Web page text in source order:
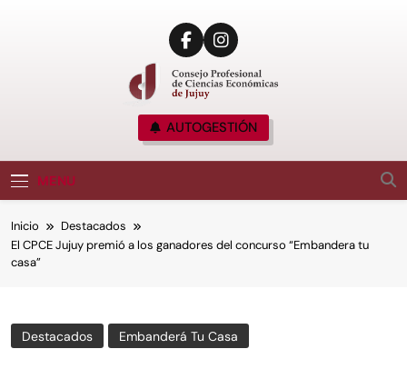
CPCE JUJUY
Consejo Profesional De Ciencias Económicas
De Jujuy, Argentina
AUTOGESTIÓN
MENU
Inicio
Destacados
El CPCE Jujuy premió a los ganadores del concurso “Embandera tu
casa”
Destacados Embanderá Tu Casa